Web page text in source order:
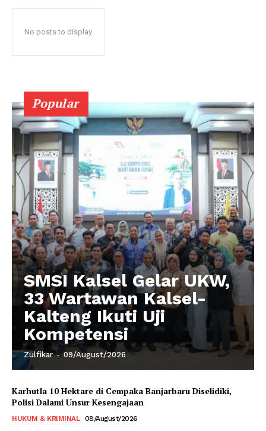
No posts to display
Popular
SMSI Kalsel Gelar UKW,
33 Wartawan Kalsel-
Kalteng Ikuti Uji
Kompetensi
Zulfikar - 09/August/2026
Karhutla 10 Hektare di Cempaka Banjarbaru Diselidiki,
Polisi Dalami Unsur Kesengajaan
HUKUM & KRIMINAL 08/August/2026